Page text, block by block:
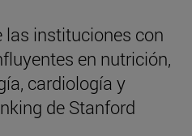
las instituciones con
en nutrición,
cardiología y
de Stanford